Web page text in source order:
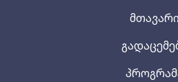
მთავარი